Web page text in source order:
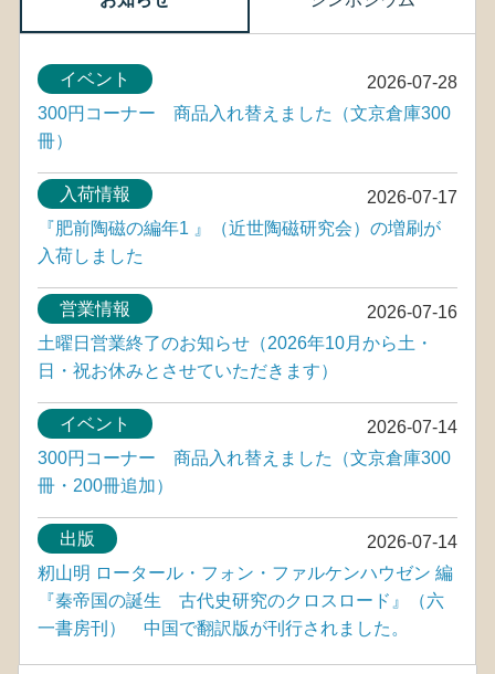
2026-07-28
イベント
300円コーナー 商品入れ替えました（文京倉庫300
冊）
2026-07-17
入荷情報
『肥前陶磁の編年1 』（近世陶磁研究会）の増刷が
入荷しました
2026-07-16
営業情報
土曜日営業終了のお知らせ（2026年10月から土・
日・祝お休みとさせていただきます）
2026-07-14
イベント
300円コーナー 商品入れ替えました（文京倉庫300
冊・200冊追加）
2026-07-14
出版
籾山明 ロータール・フォン・ファルケンハウゼン 編
『秦帝国の誕生 古代史研究のクロスロード』（六
一書房刊） 中国で翻訳版が刊行されました。